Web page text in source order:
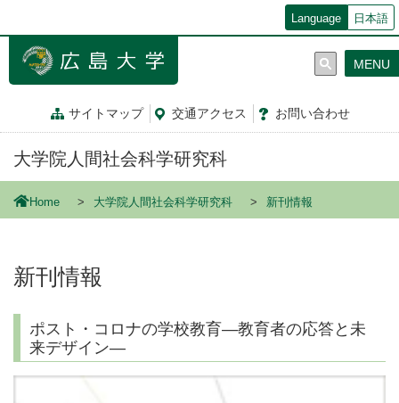
ン
Language 日本語
サイトマップ 交通アクセス お問い合わせ
MENU
大学院人間社会科学研究科
Home 大学院人間社会科学研究科 新刊情報
新刊情報
ポスト・コロナの学校教育—教育者の応答と未
来デザイン—